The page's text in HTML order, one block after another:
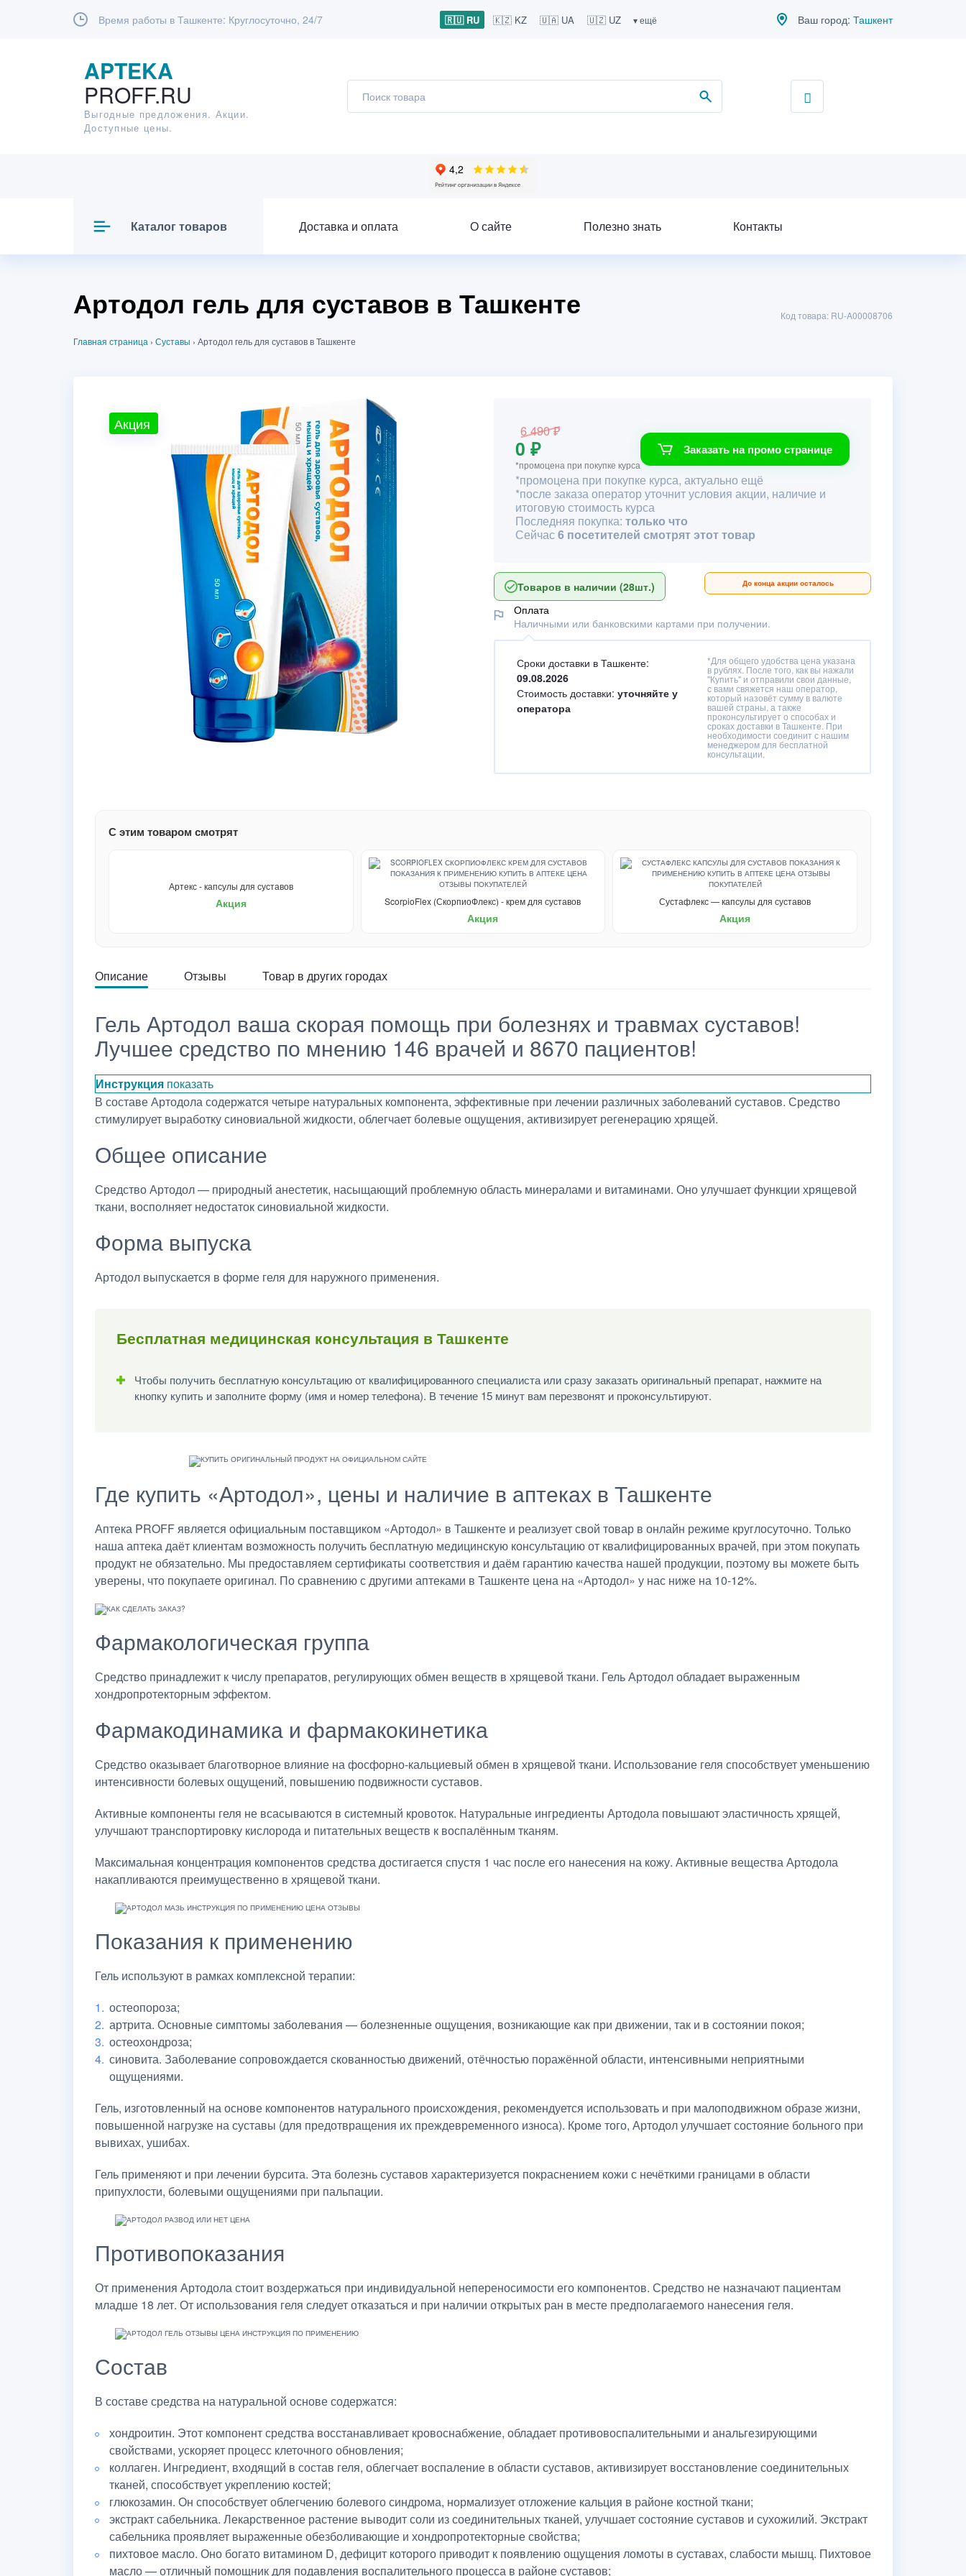
Время работы в Ташкенте: Круглосуточно, 24/7 🇷🇺 RU 🇰🇿 KZ 🇺🇦 UA 🇺🇿 UZ ▾ ещё Ваш город: Ташкент
APTEKA
PROFF.RU
Выгодные предложения. Акции.
Доступные цены.
Каталог товаров Доставка и оплата О сайте Полезно знать Контакты
Артодол гель для суставов в Ташкенте
Главная страница › Суставы › Артодол гель для суставов в Ташкенте
Код товара: RU-A00008706
Акция 6 490 ₽
0 ₽
*промоцена при покупке курса
Заказать на промо странице
*промоцена при покупке курса, актуально ещё
*после заказа оператор уточнит условия акции, наличие и
итоговую стоимость курса
Последняя покупка: только что
Сейчас6 посетителей смотрят этот товар
Товаров в наличии (28шт.) До конца акции осталось
Оплата
Наличными или банковскими картами при получении.
Сроки доставки в Ташкенте:
09.08.2026
Стоимость доставки: уточняйте у
оператора
*Для общего удобства цена указана
в рублях. После того, как вы нажали
"Купить" и отправили свои данные,
с вами свяжется наш оператор,
который назовёт сумму в валюте
вашей страны, а также
проконсультирует о способах и
сроках доставки в Ташкенте. При
необходимости соединит с нашим
менеджером для бесплатной
консультации.
С этим товаром смотрят
Артекс - капсулы для суставов
Акция ScorpioFlex (СкорпиоФлекс) - крем для суставов
Акция
Сустафлекс — капсулы для суставов
Акция
Описание Отзывы Товар в других городах
Гель Артодол ваша скорая помощь при болезнях и травмах суставов!
Лучшее средство по мнению 146 врачей и 8670 пациентов!
Инструкция показать
В составе Артодола содержатся четыре натуральных компонента, эффективные при лечении различных заболеваний суставов. Средство
стимулирует выработку синовиальной жидкости, облегчает болевые ощущения, активизирует регенерацию хрящей.
Общее описание
Средство Артодол — природный анестетик, насыщающий проблемную область минералами и витаминами. Оно улучшает функции хрящевой
ткани, восполняет недостаток синовиальной жидкости.
Форма выпуска
Артодол выпускается в форме геля для наружного применения.
Бесплатная медицинская консультация в Ташкенте
Чтобы получить бесплатную консультацию от квалифицированного специалиста или сразу заказать оригинальный препарат, нажмите на
кнопку купить и заполните форму (имя и номер телефона). В течение 15 минут вам перезвонят и проконсультируют.
Где купить «Артодол», цены и наличие в аптеках в Ташкенте
Аптека PROFF является официальным поставщиком «Артодол» в Ташкенте и реализует свой товар в онлайн режиме круглосуточно. Только
наша аптека даёт клиентам возможность получить бесплатную медицинскую консультацию от квалифицированных врачей, при этом покупать
продукт не обязательно. Мы предоставляем сертификаты соответствия и даём гарантию качества нашей продукции, поэтому вы можете быть
уверены, что покупаете оригинал. По сравнению с другими аптеками в Ташкенте цена на «Артодол» у нас ниже на 10-12%.
Фармакологическая группа
Средство принадлежит к числу препаратов, регулирующих обмен веществ в хрящевой ткани. Гель Артодол обладает выраженным
хондропротекторным эффектом.
Фармакодинамика и фармакокинетика
Средство оказывает благотворное влияние на фосфорно-кальциевый обмен в хрящевой ткани. Использование геля способствует уменьшению
интенсивности болевых ощущений, повышению подвижности суставов.
Активные компоненты геля не всасываются в системный кровоток. Натуральные ингредиенты Артодола повышают эластичность хрящей,
улучшают транспортировку кислорода и питательных веществ к воспалённым тканям.
Максимальная концентрация компонентов средства достигается спустя 1 час после его нанесения на кожу. Активные вещества Артодола
накапливаются преимущественно в хрящевой ткани.
Показания к применению
Гель используют в рамках комплексной терапии:
остеопороза;
артрита. Основные симптомы заболевания — болезненные ощущения, возникающие как при движении, так и в состоянии покоя;
остеохондроза;
синовита. Заболевание сопровождается скованностью движений, отёчностью поражённой области, интенсивными неприятными
ощущениями.
Гель, изготовленный на основе компонентов натурального происхождения, рекомендуется использовать и при малоподвижном образе жизни,
повышенной нагрузке на суставы (для предотвращения их преждевременного износа). Кроме того, Артодол улучшает состояние больного при
вывихах, ушибах.
Гель применяют и при лечении бурсита. Эта болезнь суставов характеризуется покраснением кожи с нечёткими границами в области
припухлости, болевыми ощущениями при пальпации.
Противопоказания
От применения Артодола стоит воздержаться при индивидуальной непереносимости его компонентов. Средство не назначают пациентам
младше 18 лет. От использования геля следует отказаться и при наличии открытых ран в месте предполагаемого нанесения геля.
Состав
В составе средства на натуральной основе содержатся:
хондроитин. Этот компонент средства восстанавливает кровоснабжение, обладает противовоспалительными и анальгезирующими
свойствами, ускоряет процесс клеточного обновления;
коллаген. Ингредиент, входящий в состав геля, облегчает воспаление в области суставов, активизирует восстановление соединительных
тканей, способствует укреплению костей;
глюкозамин. Он способствует облегчению болевого синдрома, нормализует отложение кальция в районе костной ткани;
экстракт сабельника. Лекарственное растение выводит соли из соединительных тканей, улучшает состояние суставов и сухожилий. Экстракт
сабельника проявляет выраженные обезболивающие и хондропротекторные свойства;
пихтовое масло. Оно богато витамином D, дефицит которого приводит к появлению ощущения ломоты в суставах, слабости мышц. Пихтовое
масло — отличный помощник для подавления воспалительного процесса в районе суставов;